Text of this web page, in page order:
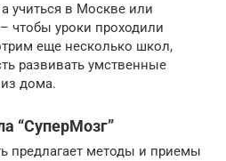
учиться в Москве или
чтобы уроки проходили
еще несколько школ,
развивать умственные
дома.
“СуперМозг”
предлагает методы и приемы